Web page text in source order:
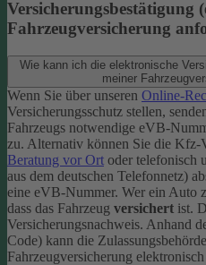
Versicherungsbestätigung
Fahrzeugversicherung
Wie kann ich die elektronische
meiner
Wenn Sie über unseren Online-
Versicherungsschutz stellen,
Fahrzeugs notwendige eVB-​
zu. Alternativ können Sie die Kfz-​
Beratung vor Ort oder telefonisch
aus dem deutschen Telefonnetz)
eine eVB-Nummer. Wer ein Auto
dass das Fahrzeug versichert ist.
Versicherungsnachweis. Anhand
Code) kann die
Fahrzeugversicherung